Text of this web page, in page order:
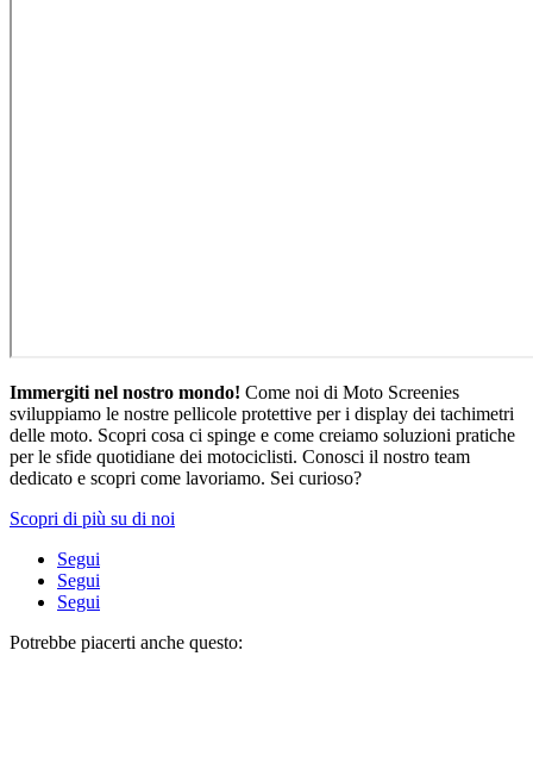
Immergiti nel nostro mondo! Come noi di Moto Screenies
sviluppiamo le nostre pellicole protettive per i display dei tachimetri
delle moto. Scopri cosa ci spinge e come creiamo soluzioni pratiche
per le sfide quotidiane dei motociclisti. Conosci il nostro team
dedicato e scopri come lavoriamo. Sei curioso?
Scopri di più su di noi
Segui
Segui
Segui
Potrebbe piacerti anche questo: